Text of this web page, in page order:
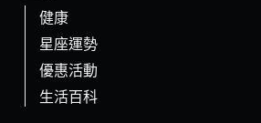
健康
星座運勢
優惠活動
生活百科